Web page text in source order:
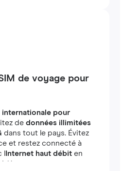
de voyage pour
internationale pour
de données illimitées
dans tout le pays. Évitez
et restez connecté à
Internet haut débiten
létranger, que vous